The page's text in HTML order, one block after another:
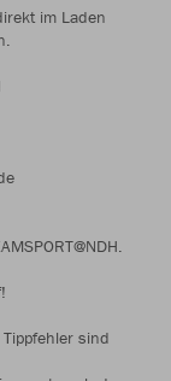
im Laden
sind